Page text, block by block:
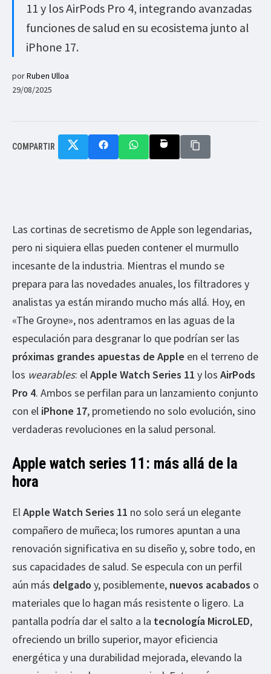
11 y los AirPods Pro 4, integrando avanzadas
funciones de salud en su ecosistema junto al
iPhone 17.
porRuben Ulloa
29/08/2025
COMPARTIR
Las cortinas de secretismo de Apple son legendarias,
pero ni siquiera ellas pueden contener el murmullo
incesante de la industria. Mientras el mundo se
prepara para las novedades anuales, los filtradores y
analistas ya están mirando mucho más allá. Hoy, en
«The Groyne», nos adentramos en las aguas de la
especulación para desgranar lo que podrían ser las
próximas grandes apuestas de Apple en el terreno de
los wearables: elApple Watch Series 11 y los AirPods
Pro 4. Ambos se perfilan para un lanzamiento conjunto
con el iPhone 17, prometiendo no solo evolución, sino
verdaderas revoluciones en la salud personal.
Apple watch series 11: más allá de la
hora
ElApple Watch Series 11 no solo será un elegante
compañero de muñeca; los rumores apuntan a una
renovación significativa en su diseño y, sobre todo, en
sus capacidades de salud. Se especula con un perfil
aún más delgado y, posiblemente, nuevos acabados o
materiales que lo hagan más resistente o ligero. La
pantalla podría dar el salto a la tecnología MicroLED,
ofreciendo un brillo superior, mayor eficiencia
energética y una durabilidad mejorada, elevando la